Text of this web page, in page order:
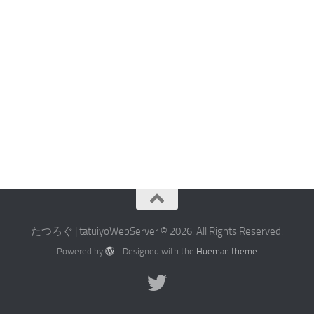
たつろぐ | tatuiyoWebServer © 2026. All Rights Reserved.
Powered by - Designed with the Hueman theme